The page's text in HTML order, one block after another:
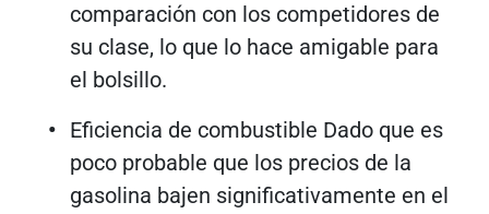
comparación con los competidores de
su clase, lo que lo hace amigable para
el bolsillo.
Eficiencia de combustible Dado que es
poco probable que los precios de la
gasolina bajen significativamente en el